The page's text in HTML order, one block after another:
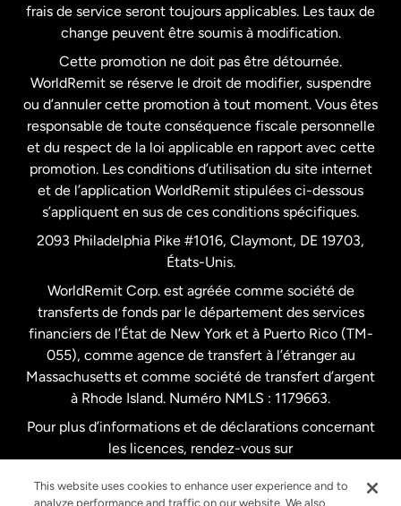
États-Unis Español
France
Malaisie
Nouvelle-Zélande
Pays-Bas
Royaume-Uni
Suède
frais de service seront toujours applicables. Les taux de
change peuvent être soumis à modification.
Cette promotion ne doit pas être détournée.
WorldRemit se réserve le droit de modifier, suspendre
ou d’annuler cette promotion à tout moment. Vous êtes
responsable de toute conséquence fiscale personnelle
et du respect de la loi applicable en rapport avec cette
promotion. Les conditions d’utilisation du site internet
et de l’application WorldRemit stipulées ci-dessous
s’appliquent en sus de ces conditions spécifiques.
2093 Philadelphia Pike #1016, Claymont, DE 19703,
États-Unis.
WorldRemit Corp. est agréée comme société de
transferts de fonds par le département des services
financiers de l’État de New York et à Puerto Rico (TM-
055), comme agence de transfert à l’étranger au
Massachusetts et comme société de transfert d’argent
à Rhode Island. Numéro NMLS : 1179663.
Pour plus d’informations et de déclarations concernant
les licences, rendez-vous sur
This website uses cookies to enhance user experience and to
analyze performance and traffic on our website. We also